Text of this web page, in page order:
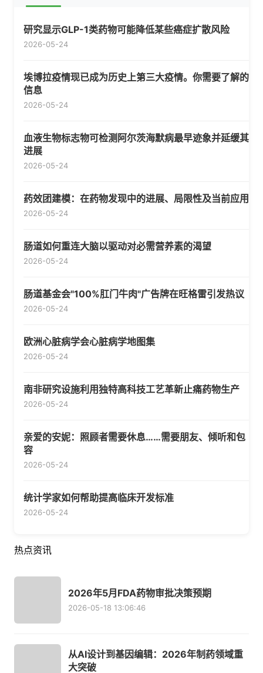
研究显示GLP-1类药物可能降低某些癌症扩散风险
2026-05-24
埃博拉疫情现已成为历史上第三大疫情。你需要了解的
信息
2026-05-24
血液生物标志物可检测阿尔茨海默病最早迹象并延缓其
进展
2026-05-24
药效团建模：在药物发现中的进展、局限性及当前应用
2026-05-24
肠道如何重连大脑以驱动对必需营养素的渴望
2026-05-24
肠道基金会"100%肛门牛肉"广告牌在旺格雷引发热议
2026-05-24
欧洲心脏病学会心脏病学地图集
2026-05-24
南非研究设施利用独特高科技工艺革新止痛药物生产
2026-05-24
亲爱的安妮：照顾者需要休息……需要朋友、倾听和包
容
2026-05-24
统计学家如何帮助提高临床开发标准
2026-05-24
热点资讯
2026年5月FDA药物审批决策预期
2026-05-18 13:06:46
从AI设计到基因编辑：2026年制药领域重
大突破